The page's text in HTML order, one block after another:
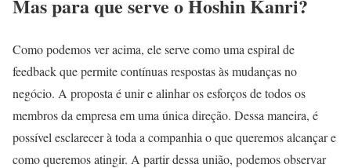
Mas para que serve o Hoshin Kanri?
Como podemos ver acima, ele serve como uma espiral de
feedback que permite contínuas respostas às mudanças no
negócio. A proposta é unir e alinhar os esforços de todos os
membros da empresa em uma única direção. Dessa maneira, é
possível esclarecer à toda a companhia o que queremos alcançar e
como queremos atingir. A partir dessa união, podemos observar